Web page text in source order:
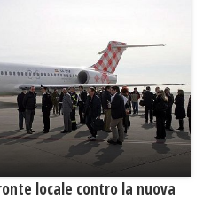
locale contro la nuova